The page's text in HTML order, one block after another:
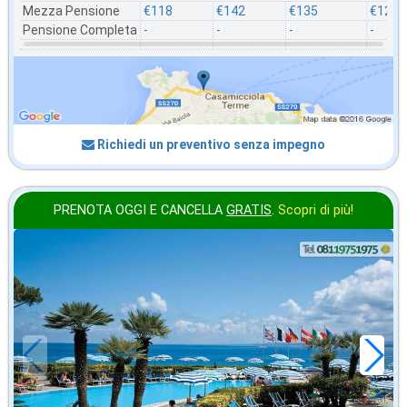
Mezza Pensione
Pensione Completa
€118
-
€142
-
€135
-
€128
-
Richiedi un preventivo senza impegno
PRENOTA OGGI E CANCELLA GRATIS. Scopri di più!
in offerta da
€56,00
a notte